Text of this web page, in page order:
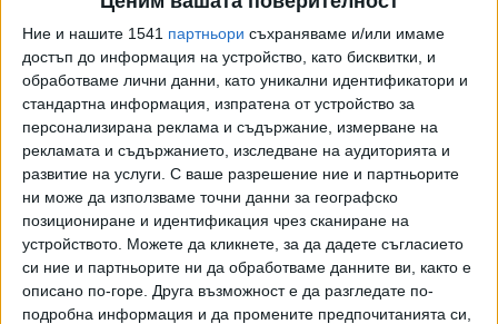
Ние и нашите 1541 партньори съхраняваме и/или имаме
достъп до информация на устройство, като бисквитки, и
обработваме лични данни, като уникални идентификатори и
стандартна информация, изпратена от устройство за
персонализирана реклама и съдържание, измерване на
рекламата и съдържанието, изследване на аудиторията и
развитие на услуги. С ваше разрешение ние и партньорите
ни може да използваме точни данни за географско
позициониране и идентификация чрез сканиране на
устройството. Можете да кликнете, за да дадете съгласието
си ние и партньорите ни да обработваме данните ви, както е
описано по-горе. Друга възможност е да разгледате по-
подробна информация и да промените предпочитанията си,
ПОСЛЕ Разгледай всички
Хавайската Богородица заплака с фентанилови сълзи